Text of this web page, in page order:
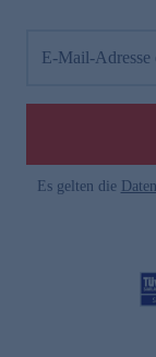
E-Mail-Adresse
Es gelten die